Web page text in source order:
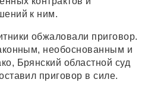
к ним.
обжаловали приговор.
необоснованным и
Брянский областной суд
приговор в силе.